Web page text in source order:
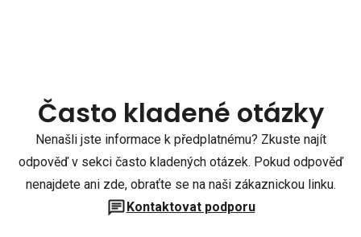
Často kladené otázky
Nenašli jste informace k předplatnému? Zkuste najít
odpověď v sekci často kladených otázek. Pokud odpověď
nenajdete ani zde, obraťte se na naši zákaznickou linku.
Kontaktovat podporu